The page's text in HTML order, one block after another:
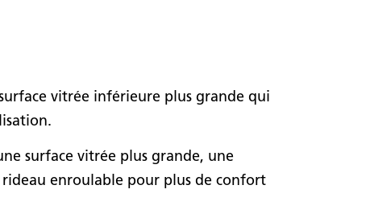
vitrée inférieure plus grande qui
surface vitrée plus grande, une
enroulable pour plus de confort